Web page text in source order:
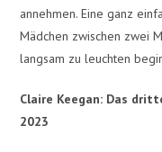
annehmen. Eine ganz
Mädchen zwischen zwei
langsam zu leuchten
Claire Keegan: Das
2023